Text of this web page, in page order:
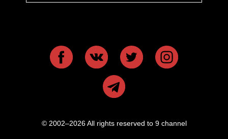
© 2002–2026 All rights reserved to 9 channel